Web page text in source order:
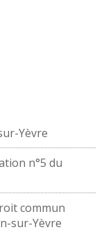
Yèvre
n°5 du
commun
sur-Yèvre